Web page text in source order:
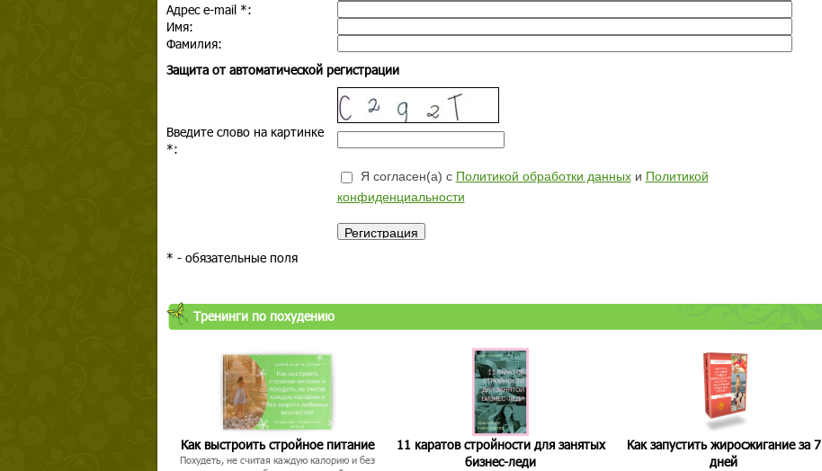
Адрес e-mail *:
Имя:
Фамилия:
Защита от автоматической регистрации
Введите слово на картинке
*:
Я согласен(а) с Политикой обработки данныхи Политикой
конфиденциальности
* - обязательные поля
Тренинги по похудению
Как выстроить стройное питание
Похудеть, не считая каждую калорию и без
11 каратов стройности для занятых
бизнес-леди
Как запустить жиросжигание за 7
дней